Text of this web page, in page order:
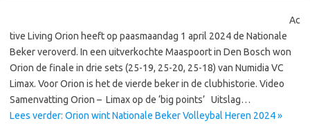
Ac
tive Living Orion heeft op paasmaandag 1 april 2024 de Nationale
Beker veroverd. In een uitverkochte Maaspoort in Den Bosch won
Orion de finale in drie sets (25-19, 25-20, 25-18) van Numidia VC
Limax. Voor Orion is het de vierde beker in de clubhistorie. Video
Samenvatting Orion – Limax op de ‘big points’ Uitslag…
Lees verder: Orion wint Nationale Beker Volleybal Heren 2024 »